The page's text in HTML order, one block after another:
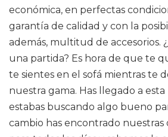
económica, en perfectas
garantía de calidad y con la
además, multitud de accesorios.
una partida? Es hora de que te
te sientes en el sofá mientras te
nuestra gama. Has llegado a
estabas buscando algo bueno
cambio has encontrado nuestras